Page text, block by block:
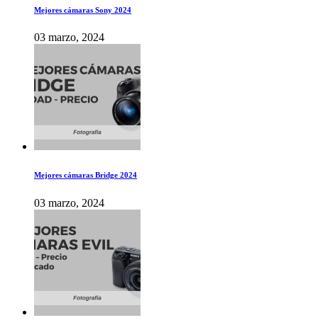
Mejores cámaras Sony 2024
03 marzo, 2024
Mejores cámaras Bridge 2024
03 marzo, 2024